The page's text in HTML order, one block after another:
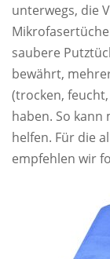
unterwegs, die
saubere
bewährt,
(trocken,
haben. So kann
helfen. Für die
empfehlen wir